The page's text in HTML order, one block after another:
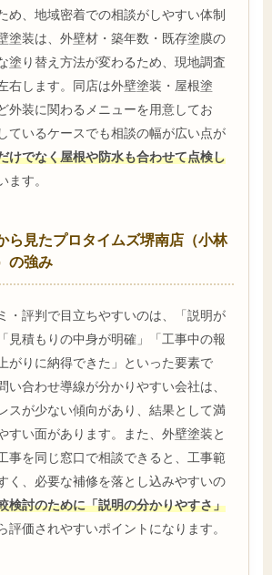
め、地域密着での相談がしやすい体制
塗装は、外壁材・築年数・既存塗膜の
塗り替え方法が変わるため、現地調査
右します。同店は外壁塗装・屋根塗
外装に関わるメニューを用意してお
ているケースでも相談の幅が広い点が
けでなく屋根や防水も合わせて点検し
ます。
ら見たプロタイムズ堺南店（小林
の強み
・評判で目立ちやすいのは、「説明が
見積もりの中身が明確」「工事中の報
がりに納得できた」といった要素で
い合わせ導線が分かりやすい会社は、
スが少ない傾向があり、結果として満
すい面があります。また、外壁塗装と
事を同じ窓口で相談できると、工事範
く、必要な補修を落とし込みやすいの
検討のために「説明の分かりやすさ」
評価されやすいポイントになります。